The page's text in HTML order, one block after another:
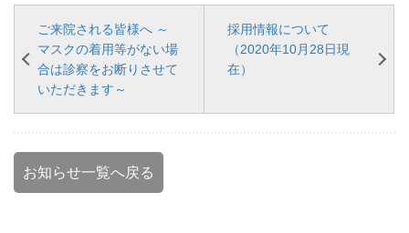
ご来院される皆様へ ～
マスクの着用等がない場
合は診察をお断りさせて
いただきます～
採用情報について
（2020年10月28日現
在）
お知らせ一覧へ戻る